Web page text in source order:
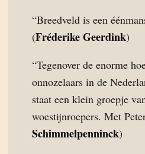
“Breedveld is een
(Fréderike Geerdink)
“Tegenover de enorme
onnozelaars in de
staat een klein groepje
woestijnroepers. Met
Schimmelpenninck)